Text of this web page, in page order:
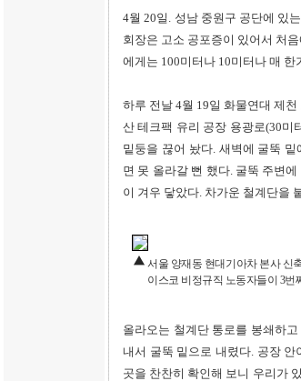
4월 20일. 성남 중원구 공단에 있
회장은 고소 공포증이 있어서 처
에게는 100미터나 10미터나 매 한
하루 전날 4월 19일 화물연대 제
산 테크팩 유리 공장 용광로(30미
밑둥을 끊어 놨다. 새벽에 굴뚝
면 못 올라갈 뻔 했다. 굴뚝 주변
이 겨우 닿았다. 차가운 철계단을
서울 양재동 현대기아차 본사 신
이스코 비정규직 노동자들이 3
올라오는 철계단 통로를 봉쇄하
내서 굴뚝 밑으로 내렸다. 공장
곳을 찬찬히 확인해 보니 우리가